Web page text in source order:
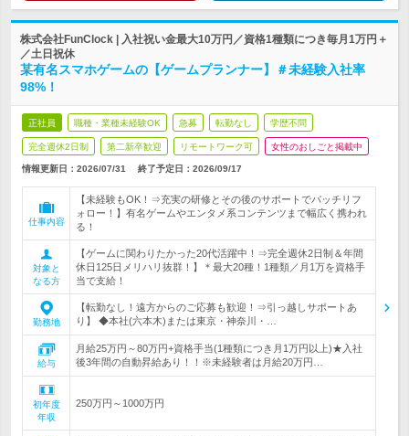
株式会社FunClock | 入社祝い金最大10万円／資格1種類につき毎月1万円＋
／土日祝休
某有名スマホゲームの【ゲームプランナー】＃未経験入社率
98%！
正社員 職種・業種未経験OK 急募 転勤なし 学歴不問
完全週休2日制 第二新卒歓迎 リモートワーク可 女性のおしごと掲載中
情報更新日：2026/07/31 終了予定日： 2026/09/17
仕事内容
【未経験もOK！⇒充実の研修とその後のサポートでバッチリフ
ォロー！】有名ゲームやエンタメ系コンテンツまで幅広く携われ
る！
対象と
なる方
【ゲームに関わりたかった20代活躍中！⇒完全週休2日制＆年間
休日125日メリハリ抜群！】＊最大20種！1種類／月1万を資格手
当で支給！
勤務地
【転勤なし！遠方からのご応募も歓迎！⇒引っ越しサポートあ
り】 ◆本社(六本木)または東京・神奈川・…
給与
月給25万円～80万円+資格手当(1種類につき月1万円以上)★入社
後3年間の自動昇給あり！！※未経験者は月給20万円…
初年度
年収
250万円～1000万円